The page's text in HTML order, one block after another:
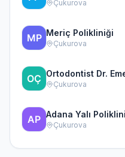
Çukurova
Meriç Polikliniği
Çukurova
Ortodontist Dr.
Çukurova
Adana Yalı
Çukurova